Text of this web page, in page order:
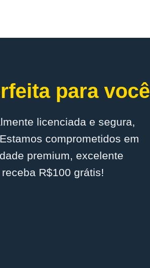
para você
licenciada e segura,
comprometidos em
premium, excelente
R$100 grátis!